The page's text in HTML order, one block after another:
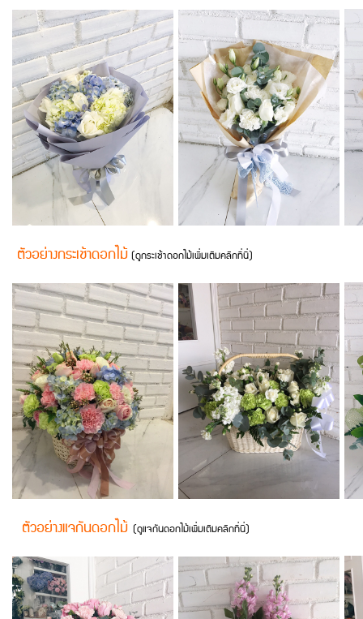
ตัวอย่างกระเช้าดอกไม้(ดูกระเช้าดอกไม้เพิ่มเติมคลิกที่นี่)
ตัวอย่างแจกันดอกไม้ (ดูแจกันดอกไม้เพิ่มเติมคลิกที่นี่)